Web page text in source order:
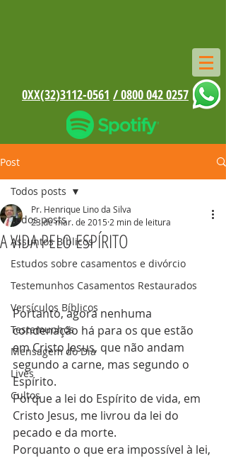
0XX(32)3112-0561 / 0800 042 0257
Post
Todos posts
Assuntos Bíblicos
Estudos sobre casamentos e divórcio
Testemunhos Casamentos Restaurados
Versículos Bíblicos
Testemunhos
Mensagem do Dia
Lives
Cultos
Todos posts
A VIDA PELO ESPÍRITO
Pr. Henrique Lino da Silva
23 de mar. de 2015 2 min de leitura
Portanto, agora nenhuma
condenação há para os que estão
em Cristo Jesus, que não andam
segundo a carne, mas segundo o
Espírito.
Porque a lei do Espírito de vida, em
Cristo Jesus, me livrou da lei do
pecado e da morte.
Porquanto o que era impossível à lei,